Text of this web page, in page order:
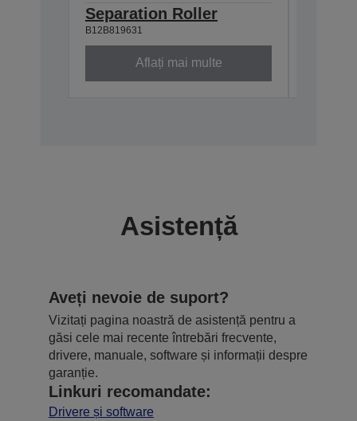
Separation Roller
B12B819631
Aflați mai multe
Asistență
Aveți nevoie de suport?
Vizitați pagina noastră de asistență pentru a
găsi cele mai recente întrebări frecvente,
drivere, manuale, software și informații despre
garanție.
Linkuri recomandate:
Drivere și software